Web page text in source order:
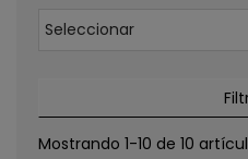
Seleccionar
Mostrando 1-10 de 10